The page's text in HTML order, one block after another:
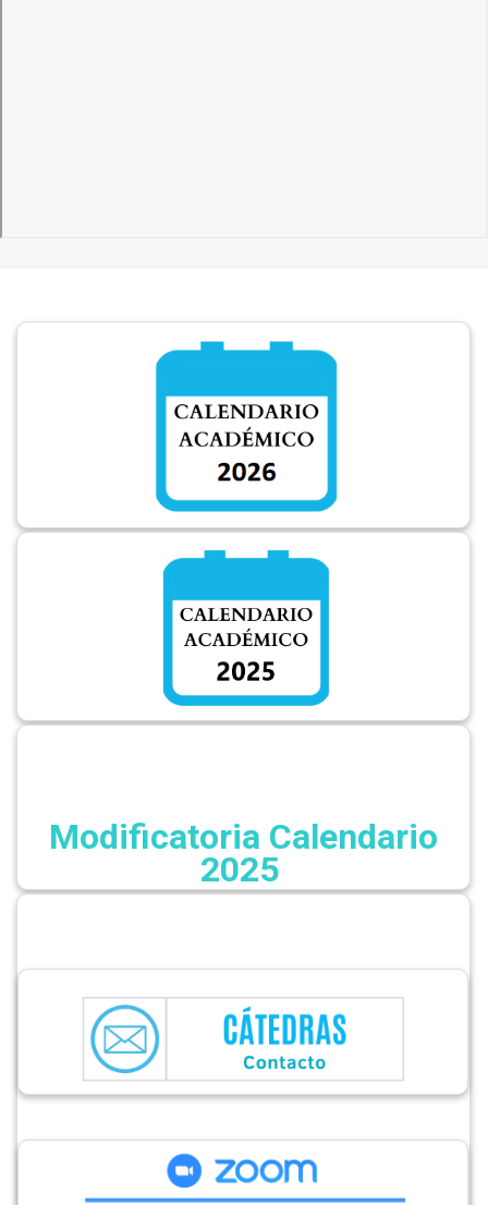
Modificatoria Calendario
2025